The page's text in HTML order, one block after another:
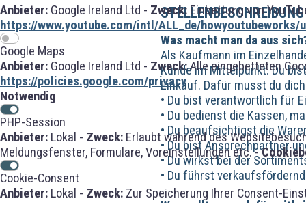
Anbieter: Google Ireland Ltd - Zweck: Einbettung von
https://www.youtube.com/intl/ALL_de/
Google Maps
Anbieter: Google Ireland Ltd - Zweck:Alle eingebetteten
https://policies.google.com/privacy
Notwendig
PHP-Session
Anbieter: Lokal - Zweck: Erlaubt während des
Meldungsfenster, Formulare, Voreinstellungen etc. -
Cookie-Consent
Anbieter: Lokal - Zweck: Zur Speicherung Ihrer Consent-
STELLENBESCHREIBUNG
Was macht man da aus
Als Kaufmann im
Kunde im Mittelpunkt. Du
Einkauf. Dafür musst du
• Du bist verantwortlich für
• Du bedienst die Kassen,
• Du beaufsichtigst die
• Du bist Ansprechpartner
• Du wirkst bei der
• Du führst